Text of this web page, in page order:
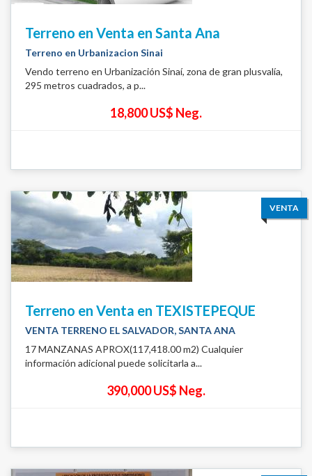
Terreno en Venta en Santa Ana
Terreno en Urbanizacion Sinai
Vendo terreno en Urbanización Sinaí, zona de gran plusvalía,
295 metros cuadrados, a p...
18,800 US$ Neg.
VENTA
Terreno en Venta en TEXISTEPEQUE
VENTA TERRENO EL SALVADOR, SANTA ANA
17 MANZANAS APROX(117,418.00 m2) Cualquier
información adicional puede solicitarla a...
390,000 US$ Neg.